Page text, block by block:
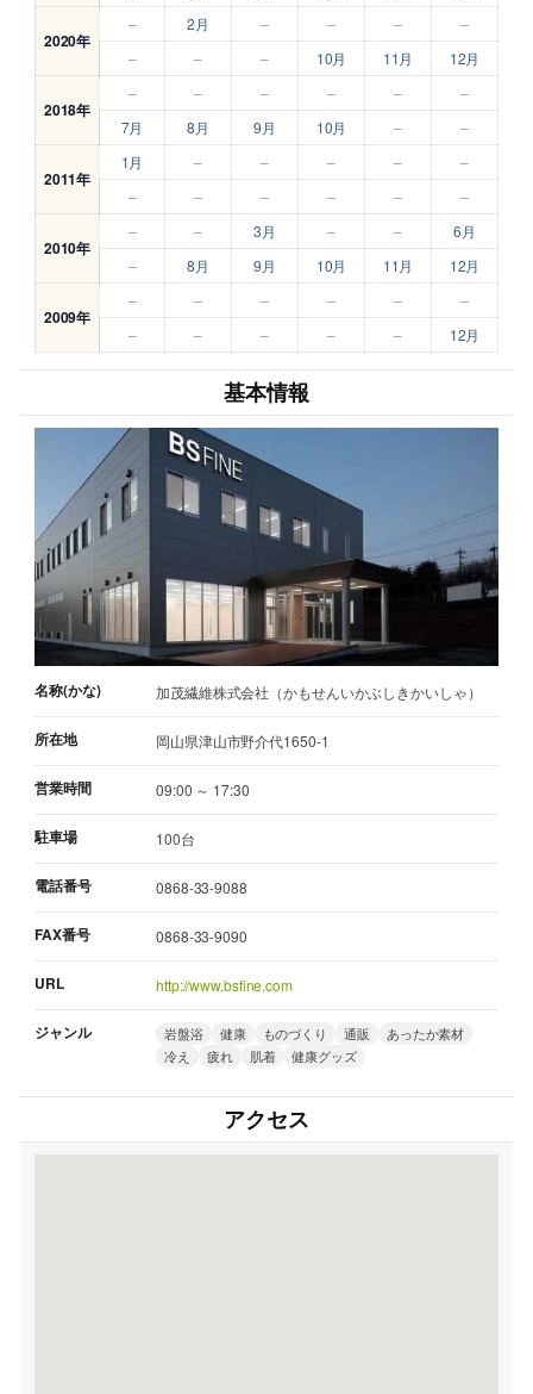
2020年
– 2月 – – –
–
–
– – 10月 11月 12月
2018年
– – – – –
–
7月
8月 9月 10月 – –
2011年
1月 – – – –
–
–
– – – – –
2010年
– – 3月 – –
6月
–
8月 9月 10月 11月 12月
2009年
– – – – –
–
–
– – – – 12月
基本情報
名称(かな) 加茂繊維株式会社（かもせんいかぶしきかいしゃ）
所在地 岡山県津山市野介代1650-1
営業時間 09:00 ～ 17:30
駐車場 100台
電話番号 0868-33-9088
FAX番号 0868-33-9090
URL http://www.bsfine.com
ジャンル 岩盤浴 健康 ものづくり 通販
あったか素材
冷え
疲れ 肌着 健康グッズ
アクセス